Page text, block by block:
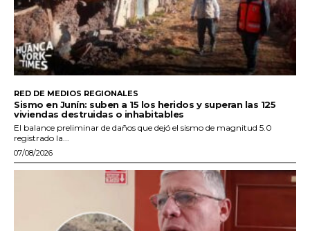
RED DE MEDIOS REGIONALES
Sismo en Junín: suben a 15 los heridos y superan las 125
viviendas destruidas o inhabitables
El balance preliminar de daños que dejó el sismo de magnitud 5.0
registrado la...
07/08/2026